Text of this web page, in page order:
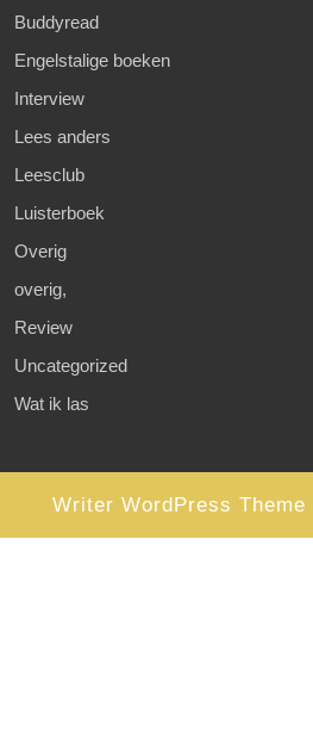
Buddyread
Engelstalige boeken
Interview
Lees anders
Leesclub
Luisterboek
Overig
overig,
Review
Uncategorized
Wat ik las
Writer WordPress Theme